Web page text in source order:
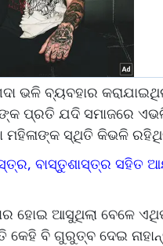
ଭଳି ବ୍ୟବହାର
ପ୍ରତି ଯଦି ସମାଜରେ
ମହିଳାଙ୍କ ସ୍ଥିତି କିଭଳି
ବାସ୍ତୁଶାସ୍ତ୍ର ସହିତ
ହୋଇ ଆସୁଥିଲା
ବି ଗୁରୁତ୍ବ ଦେଇ